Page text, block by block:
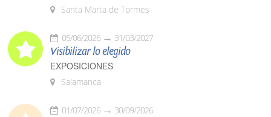
Santa Marta de Tormes
05/06/2026 31/03/2027
Visibilizar lo elegido
EXPOSICIONES
Salamanca
01/07/2026 30/09/2026